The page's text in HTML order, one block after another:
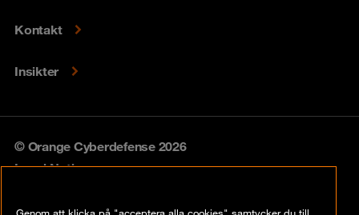
Kontakt
Insikter
© Orange Cyberdefense 2026
Legal Notice